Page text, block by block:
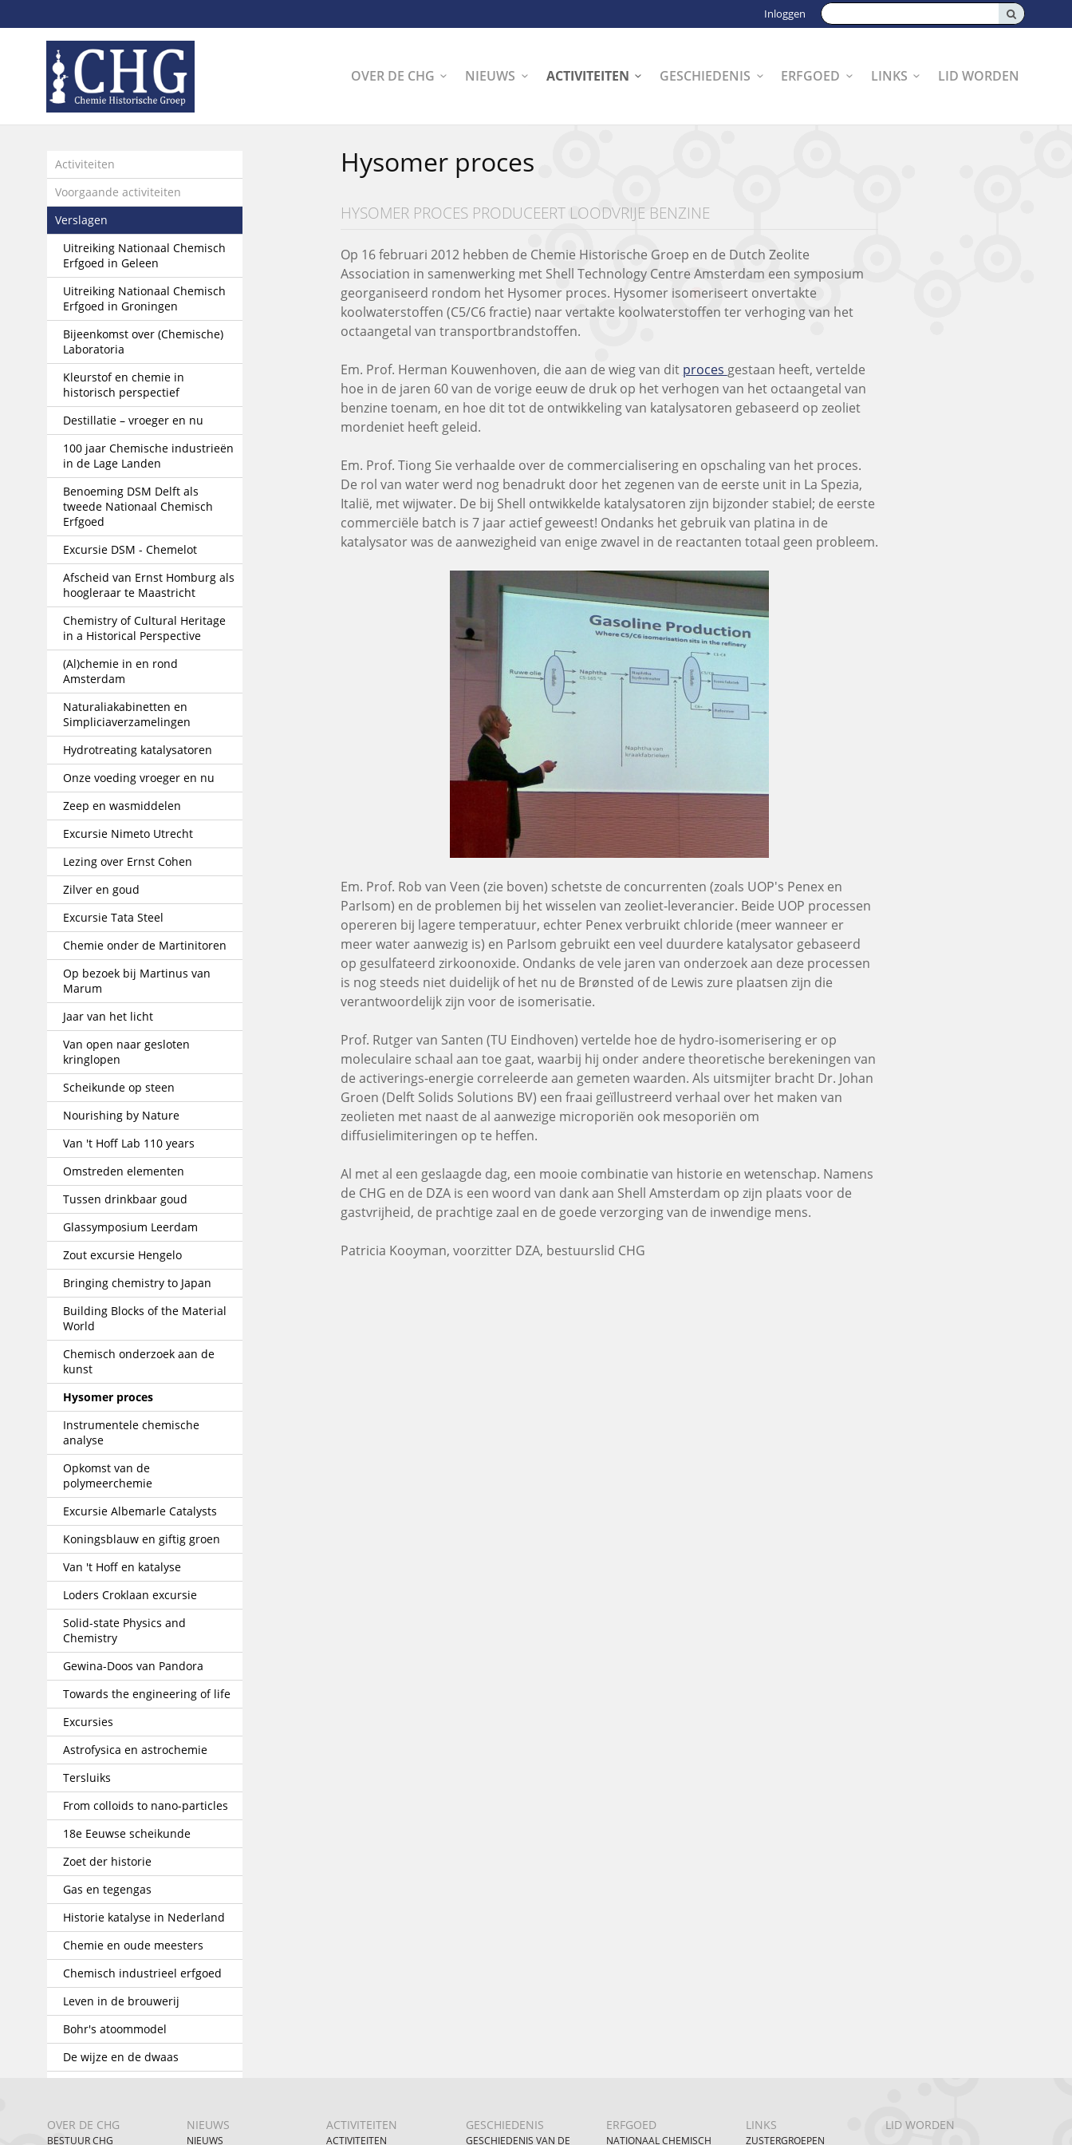
links
Spring
naar
de
inhoud
naar
het
menu
Zoeken:
Inloggen
OVER DE CHG NIEUWS ACTIVITEITEN GESCHIEDENIS ERFGOED LINKS LID WORDEN
Hysomer proces
HYSOMER PROCES PRODUCEERT LOODVRIJE BENZINE
Op 16 februari 2012 hebben de Chemie Historische Groep en de Dutch Zeolite
Association in samenwerking met Shell Technology Centre Amsterdam een symposium
georganiseerd rondom het Hysomer proces. Hysomer isomeriseert onvertakte
koolwaterstoffen (C5/C6 fractie) naar vertakte koolwaterstoffen ter verhoging van het
octaangetal van transportbrandstoffen.
Em. Prof. Herman Kouwenhoven, die aan de wieg van dit proces gestaan heeft, vertelde
hoe in de jaren 60 van de vorige eeuw de druk op het verhogen van het octaangetal van
benzine toenam, en hoe dit tot de ontwikkeling van katalysatoren gebaseerd op zeoliet
mordeniet heeft geleid.
Em. Prof. Tiong Sie verhaalde over de commercialisering en opschaling van het proces.
De rol van water werd nog benadrukt door het zegenen van de eerste unit in La Spezia,
Italië, met wijwater. De bij Shell ontwikkelde katalysatoren zijn bijzonder stabiel; de eerste
commerciële batch is 7 jaar actief geweest! Ondanks het gebruik van platina in de
katalysator was de aanwezigheid van enige zwavel in de reactanten totaal geen probleem.
Em. Prof. Rob van Veen (zie boven) schetste de concurrenten (zoals UOP's Penex en
ParIsom) en de problemen bij het wisselen van zeoliet-leverancier. Beide UOP processen
opereren bij lagere temperatuur, echter Penex verbruikt chloride (meer wanneer er
meer water aanwezig is) en ParIsom gebruikt een veel duurdere katalysator gebaseerd
op gesulfateerd zirkoonoxide. Ondanks de vele jaren van onderzoek aan deze processen
is nog steeds niet duidelijk of het nu de Brønsted of de Lewis zure plaatsen zijn die
verantwoordelijk zijn voor de isomerisatie.
Prof. Rutger van Santen (TU Eindhoven) vertelde hoe de hydro-isomerisering er op
moleculaire schaal aan toe gaat, waarbij hij onder andere theoretische berekeningen van
de activerings-energie correleerde aan gemeten waarden. Als uitsmijter bracht Dr. Johan
Groen (Delft Solids Solutions BV) een fraai geïllustreerd verhaal over het maken van
zeolieten met naast de al aanwezige microporiën ook mesoporiën om
diffusielimiteringen op te heffen.
Al met al een geslaagde dag, een mooie combinatie van historie en wetenschap. Namens
de CHG en de DZA is een woord van dank aan Shell Amsterdam op zijn plaats voor de
gastvrijheid, de prachtige zaal en de goede verzorging van de inwendige mens.
Patricia Kooyman, voorzitter DZA, bestuurslid CHG
Activiteiten
Voorgaande activiteiten
Verslagen
Uitreiking Nationaal Chemisch
Erfgoed in Geleen
Uitreiking Nationaal Chemisch
Erfgoed in Groningen
Bijeenkomst over (Chemische)
Laboratoria
Kleurstof en chemie in
historisch perspectief
Destillatie – vroeger en nu
100 jaar Chemische industrieën
in de Lage Landen
Benoeming DSM Delft als
tweede Nationaal Chemisch
Erfgoed
Excursie DSM - Chemelot
Afscheid van Ernst Homburg als
hoogleraar te Maastricht
Chemistry of Cultural Heritage
in a Historical Perspective
(Al)chemie in en rond
Amsterdam
Naturaliakabinetten en
Simpliciaverzamelingen
Hydrotreating katalysatoren
Onze voeding vroeger en nu
Zeep en wasmiddelen
Excursie Nimeto Utrecht
Lezing over Ernst Cohen
Zilver en goud
Excursie Tata Steel
Chemie onder de Martinitoren
Op bezoek bij Martinus van
Marum
Jaar van het licht
Van open naar gesloten
kringlopen
Scheikunde op steen
Nourishing by Nature
Van 't Hoff Lab 110 years
Omstreden elementen
Tussen drinkbaar goud
Glassymposium Leerdam
Zout excursie Hengelo
Bringing chemistry to Japan
Building Blocks of the Material
World
Chemisch onderzoek aan de
kunst
Hysomer proces
Instrumentele chemische
analyse
Opkomst van de
polymeerchemie
Excursie Albemarle Catalysts
Koningsblauw en giftig groen
Van 't Hoff en katalyse
Loders Croklaan excursie
Solid-state Physics and
Chemistry
Gewina-Doos van Pandora
Towards the engineering of life
Excursies
Astrofysica en astrochemie
Tersluiks
From colloids to nano-particles
18e Eeuwse scheikunde
Zoet der historie
Gas en tegengas
Historie katalyse in Nederland
Chemie en oude meesters
Chemisch industrieel erfgoed
Leven in de brouwerij
Bohr's atoommodel
De wijze en de dwaas
OVER DE CHG
BESTUUR CHG
NIEUWS
NIEUWS
ACTIVITEITEN
ACTIVITEITEN
GESCHIEDENIS
GESCHIEDENIS VAN DE
ERFGOED
NATIONAAL CHEMISCH
LINKS
ZUSTERGROEPEN
LID WORDEN